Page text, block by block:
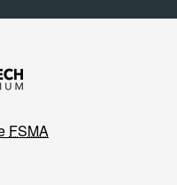
FSMA